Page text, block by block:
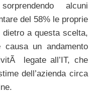
alcuni
del 58% le proprie
a questa scelta,
un andamento
legate all’IT, che
dell’azienda circa